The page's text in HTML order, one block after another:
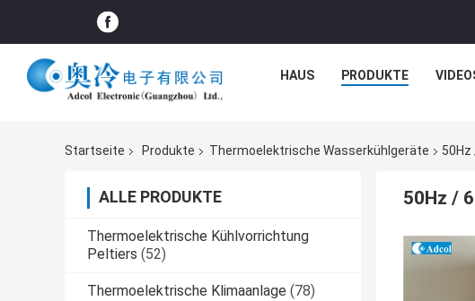
HAUS PRODUKTE
Startseite Produkte Thermoelektrische Wasserkühlgeräte
ALLE PRODUKTE
Thermoelektrische Kühlvorrichtung
Peltiers (52)
Thermoelektrische Klimaanlage (78)
50Hz /